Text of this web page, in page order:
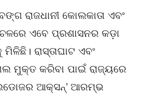
ରାଜଧାନୀ କୋଲକାତା ଏବଂ
ଏବେ ପ୍ରଶାସନର କଡ଼ା
ରାସ୍ତାଘାଟ ଏବଂ
ମୁକ୍ତ କରିବା ପାଇଁ ରାଜ୍ୟରେ
ଆକ୍ସନ୍’ ଆରମ୍ଭ